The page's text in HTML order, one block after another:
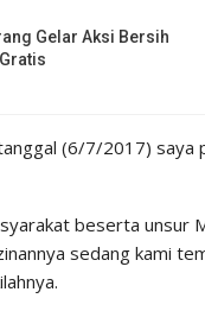
Gelar Aksi Bersih
(6/7/2017)
beserta unsur
sedang kami